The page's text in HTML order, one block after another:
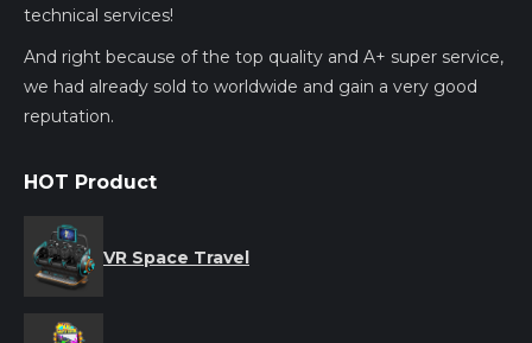
technical services!
And right because of the top quality and A+ super service,
we had already sold to worldwide and gain a very good
reputation.
HOT Product
VR Space Travel